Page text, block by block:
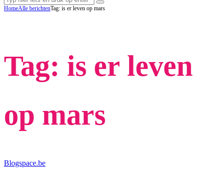
Tag: is er leven
op mars
HomeAlle berichtenTag: is er leven op mars
Blogspace.be